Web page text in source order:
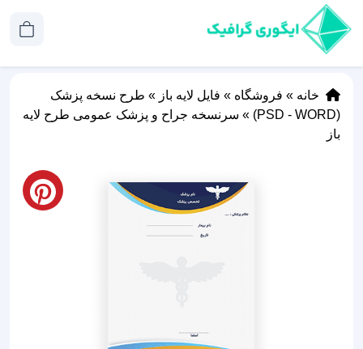
خانه » فروشگاه » فایل لایه باز » طرح نسخه پزشک
(PSD - WORD)
» سرنسخه جراح و پزشک عمومی طرح لایه
باز